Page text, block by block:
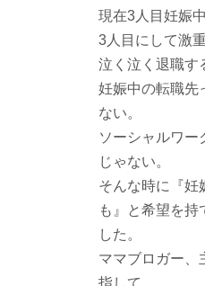
現在3人目妊娠中
3人目にして激
泣く泣く退職す
妊娠中の転職先
ない。
ソーシャルワー
じゃない。
そんな時に『妊
も』と希望を持
した。
ママブロガー、